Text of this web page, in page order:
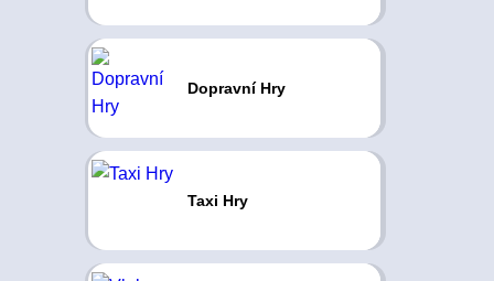
Dopravní Hry
Taxi Hry